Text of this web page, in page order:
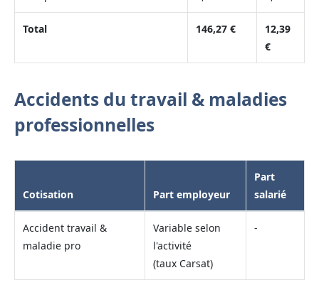
Total 146,27 €
12,39
€
Accidents du travail & maladies
professionnelles
Cotisation Part employeur
Part
salarié
Accident travail &
maladie pro
Variable selon
l'activité
(taux Carsat)
-